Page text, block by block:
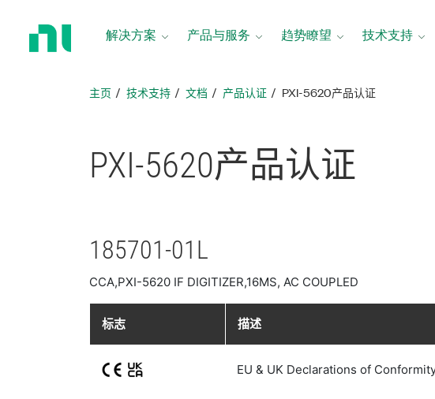
解决方案 产品与服务 趋势瞭望 技术支持
主页 技术支持 文档 产品认证 PXI-5620产品认证
PXI-5620产品认证
185701-01L
CCA,PXI-5620 IF DIGITIZER,16MS, AC COUPLED
标志 描述
EU & UK Declarations of